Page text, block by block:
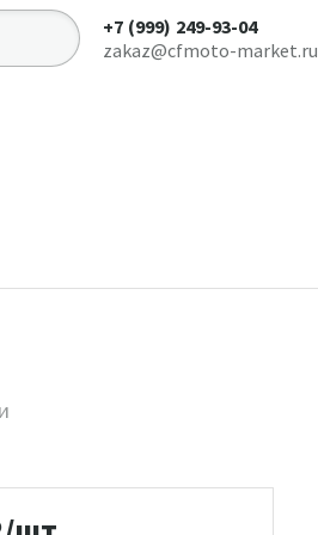
+7 (999) 249-93-04
zakaz@cfmoto-market.ru